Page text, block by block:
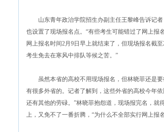
山东青年政治学院招生办副主任王黎峰告诉记者
也设置了现场报名点。“有些考生可能错过了网上报
网上报名时间2月9日早上就结束了，但现场报名截
考生免去在寒风中排队等候之苦。”
虽然本省的高校不用现场报名，但林晓菲还是要
有很多外省的。记者了解到，这些外省的高校今年
还有其他的劳碌。”林晓菲抱怨道，现场报完名，
上，又免不了一番折腾，“为什么不全部实行网上报